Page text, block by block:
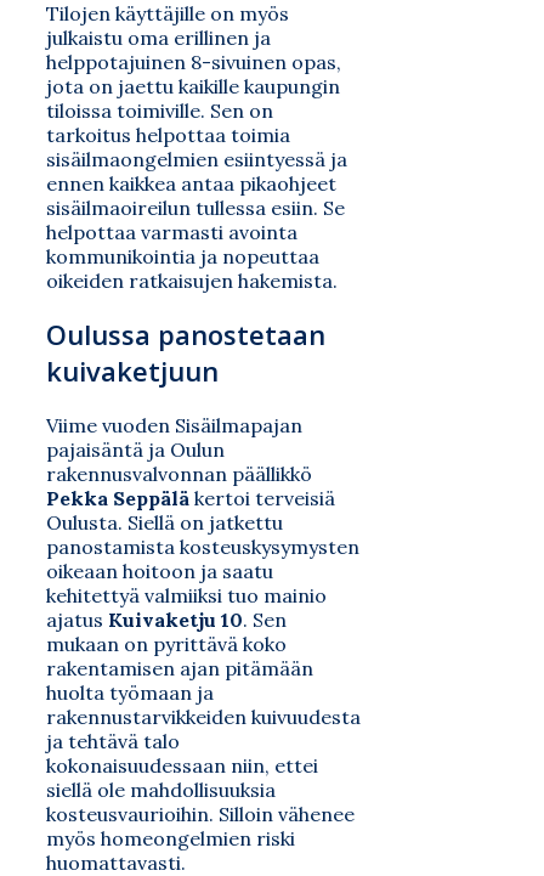
Tilojen käyttäjille on myös
julkaistu oma erillinen ja
helppotajuinen 8-sivuinen opas,
jota on jaettu kaikille kaupungin
tiloissa toimiville. Sen on
tarkoitus helpottaa toimia
sisäilmaongelmien esiintyessä ja
ennen kaikkea antaa pikaohjeet
sisäilmaoireilun tullessa esiin. Se
helpottaa varmasti avointa
kommunikointia ja nopeuttaa
oikeiden ratkaisujen hakemista.
Oulussa panostetaan
kuivaketjuun
Viime vuoden Sisäilmapajan
pajaisäntä ja Oulun
rakennusvalvonnan päällikkö
Pekka Seppälä kertoi terveisiä
Oulusta. Siellä on jatkettu
panostamista kosteuskysymysten
oikeaan hoitoon ja saatu
kehitettyä valmiiksi tuo mainio
ajatus Kuivaketju 10. Sen
mukaan on pyrittävä koko
rakentamisen ajan pitämään
huolta työmaan ja
rakennustarvikkeiden kuivuudesta
ja tehtävä talo
kokonaisuudessaan niin, ettei
siellä ole mahdollisuuksia
kosteusvaurioihin. Silloin vähenee
myös homeongelmien riski
huomattavasti.